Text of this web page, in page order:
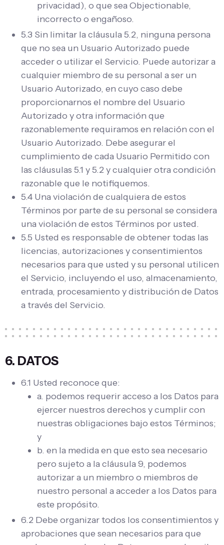
privacidad), o que sea Objectionable,
incorrecto o engañoso.
5.3 Sin limitar la cláusula 5.2, ninguna persona
que no sea un Usuario Autorizado puede
acceder o utilizar el Servicio. Puede autorizar a
cualquier miembro de su personal a ser un
Usuario Autorizado, en cuyo caso debe
proporcionarnos el nombre del Usuario
Autorizado y otra información que
razonablemente requiramos en relación con el
Usuario Autorizado. Debe asegurar el
cumplimiento de cada Usuario Permitido con
las cláusulas 5.1 y 5.2 y cualquier otra condición
razonable que le notifiquemos.
5.4 Una violación de cualquiera de estos
Términos por parte de su personal se considera
una violación de estos Términos por usted.
5.5 Usted es responsable de obtener todas las
licencias, autorizaciones y consentimientos
necesarios para que usted y su personal utilicen
el Servicio, incluyendo el uso, almacenamiento,
entrada, procesamiento y distribución de Datos
a través del Servicio.
6. DATOS
6.1 Usted reconoce que:
a. podemos requerir acceso a los Datos para
ejercer nuestros derechos y cumplir con
nuestras obligaciones bajo estos Términos;
y
b. en la medida en que esto sea necesario
pero sujeto a la cláusula 9, podemos
autorizar a un miembro o miembros de
nuestro personal a acceder a los Datos para
este propósito.
6.2 Debe organizar todos los consentimientos y
aprobaciones que sean necesarios para que